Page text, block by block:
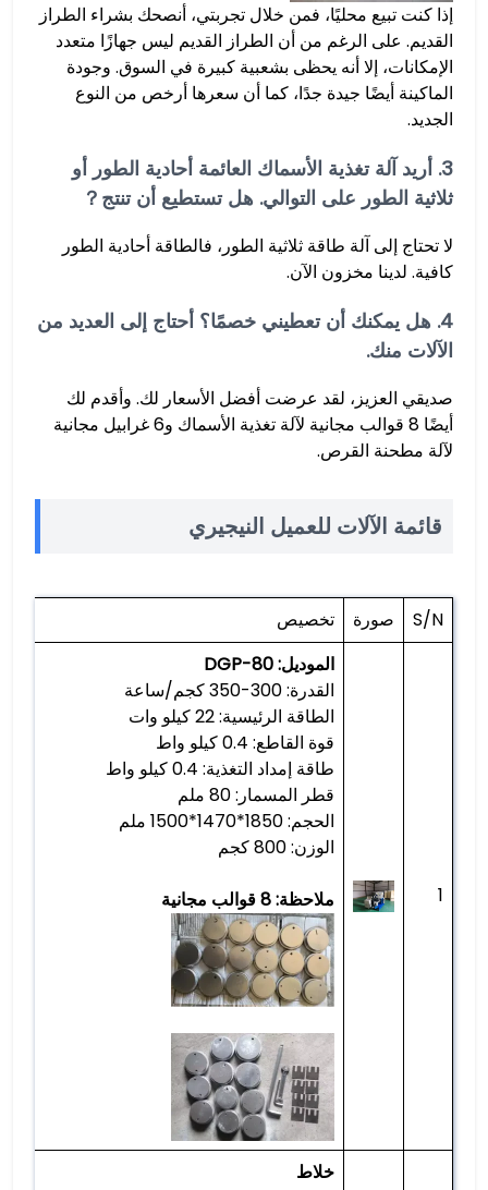
إذا كنت تبيع محليًا، فمن خلال تجربتي، أنصحك بشراء الطراز
القديم. على الرغم من أن الطراز القديم ليس جهازًا متعدد
الإمكانات، إلا أنه يحظى بشعبية كبيرة في السوق. وجودة
الماكينة أيضًا جيدة جدًا، كما أن سعرها أرخص من النوع
الجديد.
3. أريد آلة تغذية الأسماك العائمة أحادية الطور أو
ثلاثية الطور على التوالي. هل تستطيع أن تنتج？
لا تحتاج إلى آلة طاقة ثلاثية الطور، فالطاقة أحادية الطور
كافية. لدينا مخزون الآن.
4. هل يمكنك أن تعطيني خصمًا؟ أحتاج إلى العديد من
الآلات منك.
صديقي العزيز، لقد عرضت أفضل الأسعار لك. وأقدم لك
أيضًا 8 قوالب مجانية لآلة تغذية الأسماك و6 غرابيل مجانية
لآلة مطحنة القرص.
قائمة الآلات للعميل النيجيري
S/N صورة تخصيص
1
الموديل: DGP-80
القدرة: 300-350 كجم/ساعة
الطاقة الرئيسية: 22 كيلو وات
قوة القاطع: 0.4 كيلو واط
طاقة إمداد التغذية: 0.4 كيلو واط
قطر المسمار: 80 ملم
الحجم: 1850*1470*1500 ملم
الوزن: 800 كجم
ملاحظة: 8 قوالب مجانية
خلاط